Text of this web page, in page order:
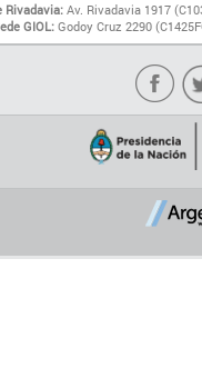
Rivadavia: Av. Rivadavia 1917
GIOL: Godoy Cruz 2290